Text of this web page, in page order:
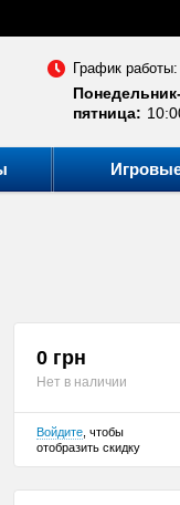
График работы:
пятница:
0 грн
Нет в наличии
Войдите , чтобы
отобразить скидку